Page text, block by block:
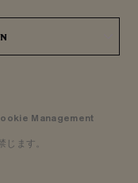
Management
ます。